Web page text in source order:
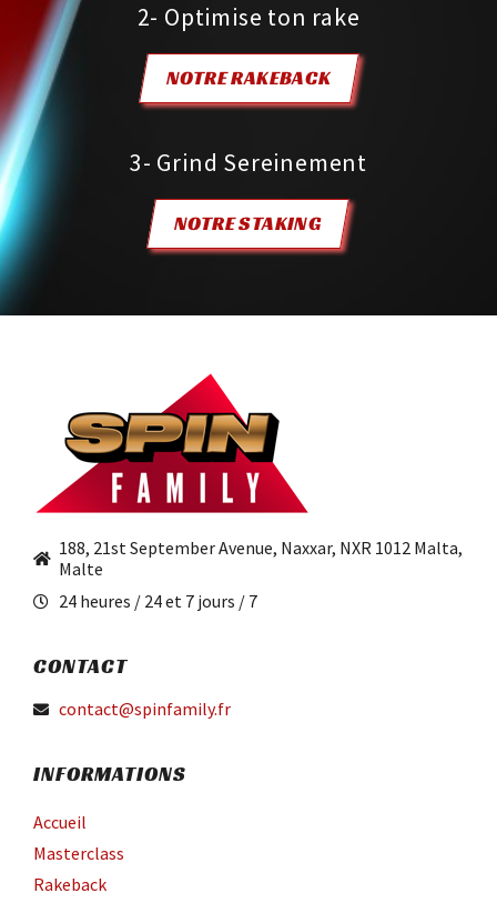
2- Optimise ton rake
NOTRE RAKEBACK
3- Grind Sereinement
NOTRE STAKING
188, 21st September Avenue, Naxxar, NXR 1012 Malta,
Malte
24 heures / 24 et 7 jours / 7
CONTACT
contact@spinfamily.fr
INFORMATIONS
Accueil
Masterclass
Rakeback